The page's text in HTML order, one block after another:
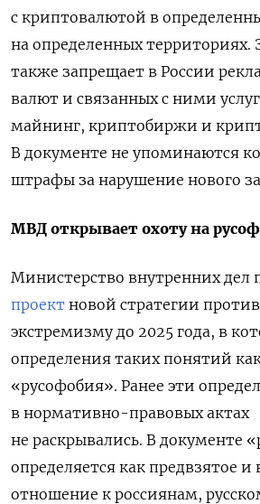
с криптовалютой в
на определенных территориях.
также запрещает в России
валют и связанных с ними
майнинг, криптобиржи и
В документе не упоминаются
штрафы за нарушение нового
МВД открывает охоту на
Министерство внутренних дел
проект новой стратегии
экстремизму до 2025 года, в
определения таких понятий
«русофобия». Ранее эти
в нормативно-правовых актах
не раскрывались. В документе
определяется как предвзятое и
отношение к россиянам,